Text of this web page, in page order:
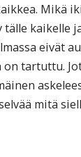
Mikä
tälle kaikelle
eivät
on tartuttu.
mitä